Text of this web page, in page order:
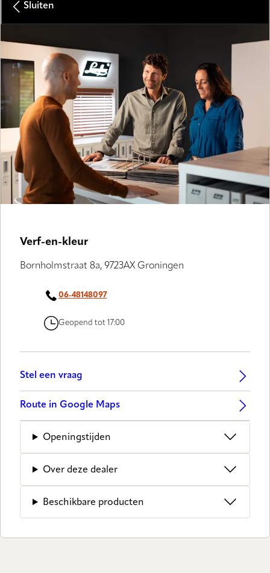
Sluiten
Verf-en-kleur
Bornholmstraat 8a, 9723AX Groningen
06-48148097
Geopend tot 17:00
Stel een vraag
Route in Google Maps
Openingstijden
Over deze dealer
Beschikbare producten